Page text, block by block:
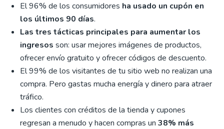
El 96% de los consumidores ha usado un cupón en
los últimos 90 días.
Las tres tácticas principales para aumentar los
ingresos son: usar mejores imágenes de productos,
ofrecer envío gratuito y ofrecer códigos de descuento.
El 99% de los visitantes de tu sitio web no realizan una
compra. Pero gastas mucha energía y dinero para atraer
tráfico.
Los clientes con créditos de la tienda y cupones
regresan a menudo y hacen compras un 38% más